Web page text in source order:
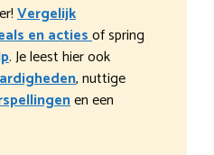
Vergelijk
en actiesof spring
. Je leest hier ook
, nuttige
en een